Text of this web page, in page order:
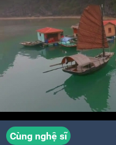
Cùng nghệ sĩ